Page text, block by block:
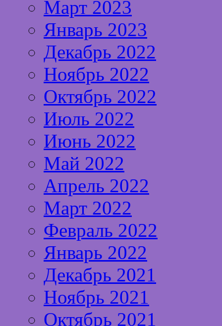
Март 2023
Январь 2023
Декабрь 2022
Ноябрь 2022
Октябрь 2022
Июль 2022
Июнь 2022
Май 2022
Апрель 2022
Март 2022
Февраль 2022
Январь 2022
Декабрь 2021
Ноябрь 2021
Октябрь 2021